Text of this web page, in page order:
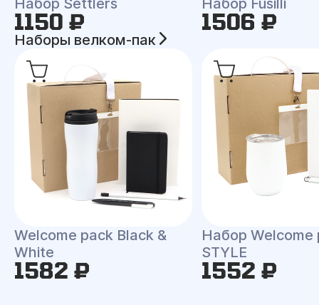
Набор Settlers
1150 ₽
Набор Fusilli
1506 ₽
Наборы велком-пак
Welcome pack Black &
White
1582 ₽
Набор Welcome
STYLE
1552 ₽